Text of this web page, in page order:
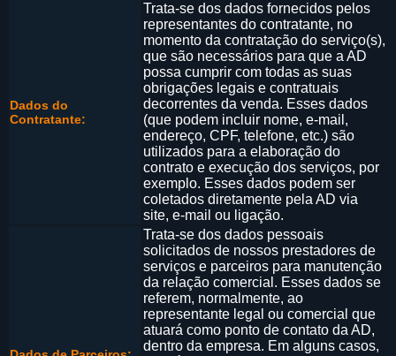
Dados do
Contratante:
Trata-se dos dados fornecidos pelos
representantes do contratante, no
momento da contratação do serviço(s),
que são necessários para que a AD
possa cumprir com todas as suas
obrigações legais e contratuais
decorrentes da venda. Esses dados
(que podem incluir nome, e-mail,
endereço, CPF, telefone, etc.) são
utilizados para a elaboração do
contrato e execução dos serviços, por
exemplo. Esses dados podem ser
coletados diretamente pela AD via
site, e-mail ou ligação.
Trata-se dos dados pessoais
solicitados de nossos prestadores de
serviços e parceiros para manutenção
da relação comercial. Esses dados se
referem, normalmente, ao
representante legal ou comercial que
atuará como ponto de contato da AD,
dentro da empresa. Em alguns casos,